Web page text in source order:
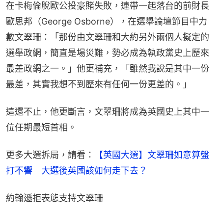
在卡梅倫脫歐公投豪賭失敗，連帶一起落台的前財長
歐思邦（George Osborne），在選舉論壇節目中力
數文翠珊：「那份由文翠珊和大約另外兩個人擬定的
選舉政網，簡直是場災難，勢必成為執政黨史上歷來
最差政網之一。」他更補充，「雖然我說是其中一份
最差，其實我想不到歷來有任何一份更差的。」
這還不止，他更斷言，文翠珊將成為英國史上其中一
位任期最短首相。
更多大選拆局，請看：
【英國大選】文翠珊如意算盤
打不響　大選後英國該如何走下去？
約翰遜拒表態支持文翠珊